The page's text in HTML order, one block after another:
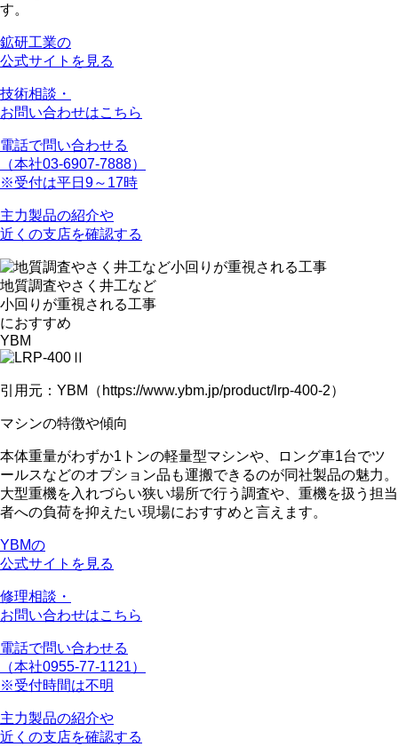
す。
鉱研工業の
公式サイトを見る
技術相談・
お問い合わせはこちら
電話で問い合わせる
（本社03-6907-7888）
※受付は平日9～17時
主力製品の紹介や
近くの支店を確認する
地質調査やさく井工など
小回りが重視 される工事
におすすめ
YBM
引用元：YBM（https://www.ybm.jp/product/lrp-400-2）
マシンの特徴や傾向
本体重量がわずか1トンの軽量型マシンや、ロング車1台でツ
ールスなどのオプション品も運搬できるのが同社製品の魅力。
大型重機を入れづらい狭い場所で行う調査や、重機を扱う 担当
者への負荷を抑えたい現場におすすめと言えます。
YBMの
公式サイトを見る
修理相談・
お問い合わせはこちら
電話で問い合わせる
（本社0955-77-1121）
※受付時間は不明
主力製品の紹介や
近くの支店を確認する